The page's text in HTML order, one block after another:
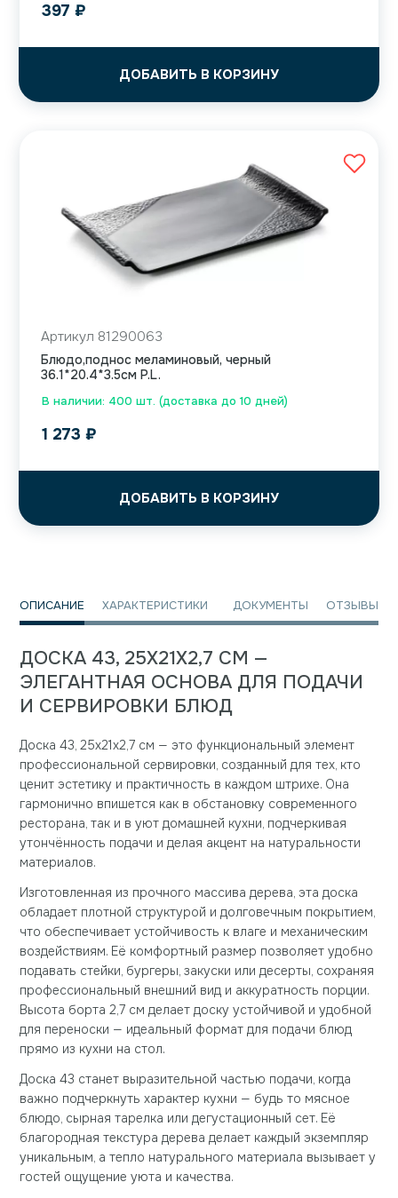
397 ₽
ДОБАВИТЬ В КОРЗИНУ
В наличии: 400 шт. (доставка до 10 дней)
Артикул 81290063
Блюдо,поднос меламиновый, черный
36.1*20.4*3.5см P.L.
1 273 ₽
ДОБАВИТЬ В КОРЗИНУ
ОПИСАНИЕ ХАРАКТЕРИСТИКИ ДОКУМЕНТЫ ОТЗЫВЫ
ДОСКА 43, 25X21X2,7 СМ —
ЭЛЕГАНТНАЯ ОСНОВА ДЛЯ ПОДАЧИ
И СЕРВИРОВКИ БЛЮД
Доска 43, 25x21x2,7 см — это функциональный элемент
профессиональной сервировки, созданный для тех, кто
ценит эстетику и практичность в каждом штрихе. Она
гармонично впишется как в обстановку современного
ресторана, так и в уют домашней кухни, подчеркивая
утончённость подачи и делая акцент на натуральности
материалов.
Изготовленная из прочного массива дерева, эта доска
обладает плотной структурой и долговечным покрытием,
что обеспечивает устойчивость к влаге и механическим
воздействиям. Её комфортный размер позволяет удобно
подавать стейки, бургеры, закуски или десерты, сохраняя
профессиональный внешний вид и аккуратность порции.
Высота борта 2,7 см делает доску устойчивой и удобной
для переноски — идеальный формат для подачи блюд
прямо из кухни на стол.
Доска 43 станет выразительной частью подачи, когда
важно подчеркнуть характер кухни — будь то мясное
блюдо, сырная тарелка или дегустационный сет. Её
благородная текстура дерева делает каждый экземпляр
уникальным, а тепло натурального материала вызывает у
гостей ощущение уюта и качества.